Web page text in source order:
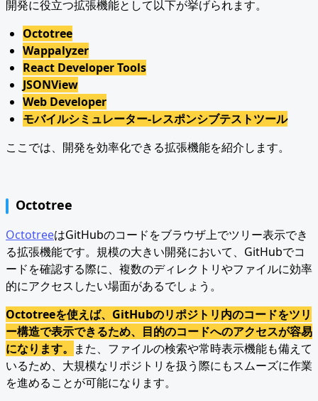
開発に役立つ拡張機能として以下が挙げられます。
Octotree
Wappalyzer
React Developer Tools
JSONView
Web Developer
モバイルシミュレーター-レスポンシブテストツール
ここでは、開発を効率化できる拡張機能を紹介します。
Octotree
OctotreeはGitHubのコードをブラウザ上でツリー表示でき
る拡張機能です。規模の大きい開発において、GitHubでコ
ードを確認する際に、複数のディレクトリやファイルに効率
的にアクセスしたい場面があるでしょう。
Octotreeを使えば、GitHubのリポジトリ内のコードをツリ
ー構造で表示できるため、目的のコードへのアクセスが容易
になります。 また、ファイルの検索や常時表示機能も備えて
いるため、大規模なリポジトリを扱う際にもスムーズに作業
を進めることが可能になります。